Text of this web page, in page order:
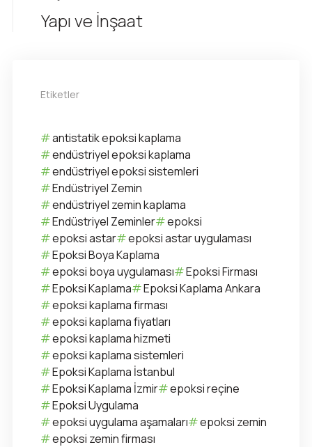
Yapı ve İnşaat
Etiketler
antistatik epoksi kaplama
endüstriyel epoksi kaplama
endüstriyel epoksi sistemleri
Endüstriyel Zemin
endüstriyel zemin kaplama
Endüstriyel Zeminler
epoksi
epoksi astar
epoksi astar uygulaması
Epoksi Boya Kaplama
epoksi boya uygulaması
Epoksi Firması
Epoksi Kaplama
Epoksi Kaplama Ankara
epoksi kaplama firması
epoksi kaplama fiyatları
epoksi kaplama hizmeti
epoksi kaplama sistemleri
Epoksi Kaplama İstanbul
Epoksi Kaplama İzmir
epoksi reçine
Epoksi Uygulama
epoksi uygulama aşamaları
epoksi zemin
epoksi zemin firması